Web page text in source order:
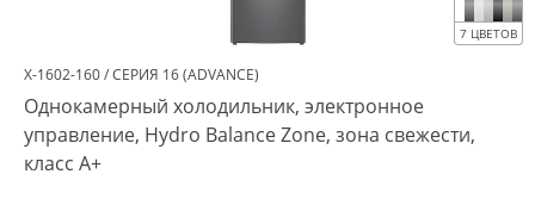
7 ЦВЕТОВ
Х-1602-160 / СЕРИЯ 16 (ADVANCE)
Однокамерный холодильник, электронное
управление, Hydro Balance Zone, зона свежести,
класс A+